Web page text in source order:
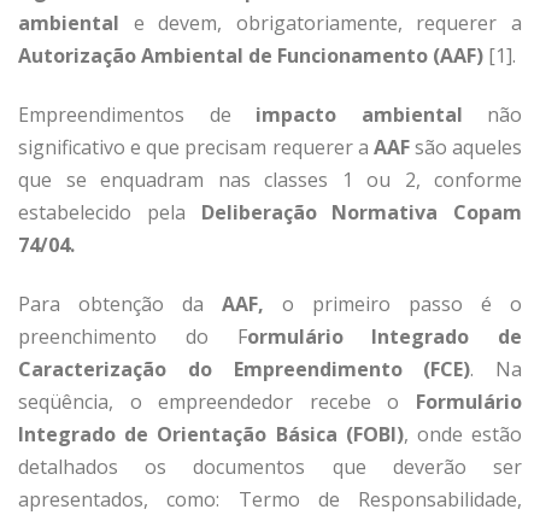
ambiental e devem, obrigatoriamente, requerer a
Autorização Ambiental de Funcionamento (AAF) [1].
Empreendimentos de impacto ambiental não
significativo e que precisam requerer a AAFsão aqueles
que se enquadram nas classes 1 ou 2, conforme
estabelecido pela Deliberação Normativa Copam
74/04.
Para obtenção da AAF, o primeiro passo é o
preenchimento do Formulário Integrado de
Caracterização do Empreendimento (FCE). Na
seqüência, o empreendedor recebe o Formulário
Integrado de Orientação Básica (FOBI), onde estão
detalhados os documentos que deverão ser
apresentados, como: Termo de Responsabilidade,